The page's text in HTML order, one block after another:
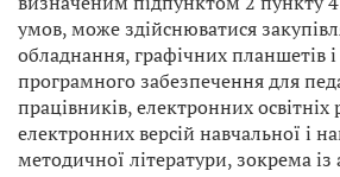
умов, може здійснюватися
обладнання, графічних планшетів
програмного забезпечення для
працівників, електронних освітніх
електронних версій навчальної і
методичної літератури, зокрема